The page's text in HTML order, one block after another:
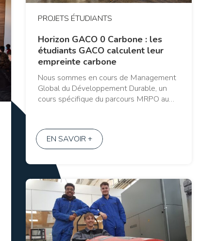
PROJETS ÉTUDIANTS
Horizon GACO 0 Carbone : les
étudiants GACO calculent leur
empreinte carbone
Nous sommes en cours de Management
Global du Développement Durable, un
cours spécifique du parcours MRPO au…
EN SAVOIR +